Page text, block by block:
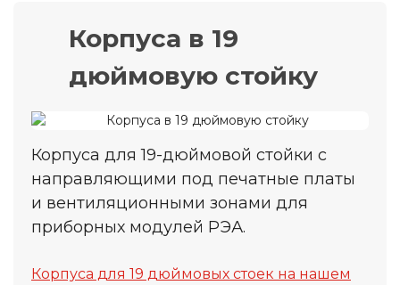
Корпуса в 19
дюймовую стойку
Корпуса для 19-дюймовой стойки с
направляющими под печатные платы
и вентиляционными зонами для
приборных модулей РЭА.
Корпуса для 19 дюймовых стоек на нашем